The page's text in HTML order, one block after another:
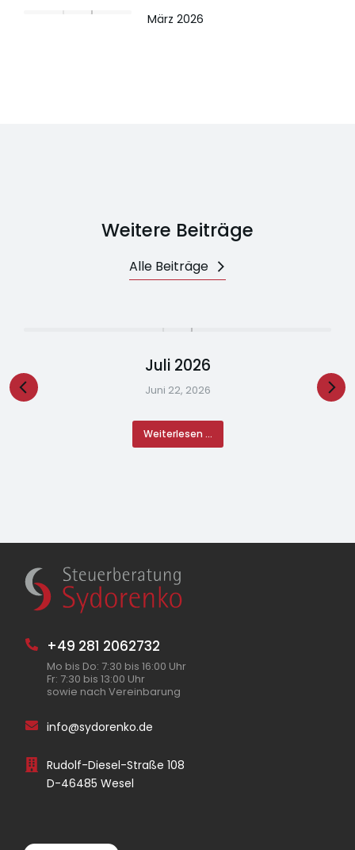
März 2026
Weitere Beiträge
Alle Beiträge
Juli 2026
Juni 22, 2026
Weiterlesen ...
+49 281 2062732
Mo bis Do: 7:30 bis 16:00 Uhr
Fr: 7:30 bis 13:00 Uhr
sowie nach Vereinbarung
info@sydorenko.de
Rudolf-Diesel-Straße 108
D-46485 Wesel